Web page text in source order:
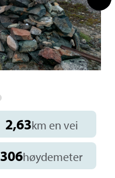
2,63km en vei
306høydemeter